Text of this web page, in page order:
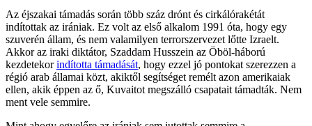
Az éjszakai támadás során több száz drónt és cirkálórakétát
indítottak az irániak. Ez volt az első alkalom 1991 óta, hogy egy
szuverén állam, és nem valamilyen terrorszervezet lőtte Izraelt.
Akkor az iraki diktátor, Szaddam Husszein az Öböl-háború
kezdetekorindította támadását, hogy ezzel jó pontokat szerezzen a
régió arab államai közt, akiktől segítséget remélt azon amerikaiak
ellen, akik éppen az ő, Kuvaitot megszálló csapatait támadták. Nem
ment vele semmire.